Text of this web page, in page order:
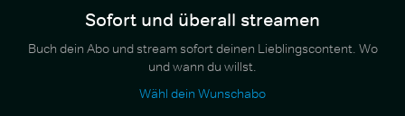
Sofort und überall streamen
Buch dein Abo und stream sofort deinen Lieblingscontent. Wo
und wann du willst.
Wähl dein Wunschabo